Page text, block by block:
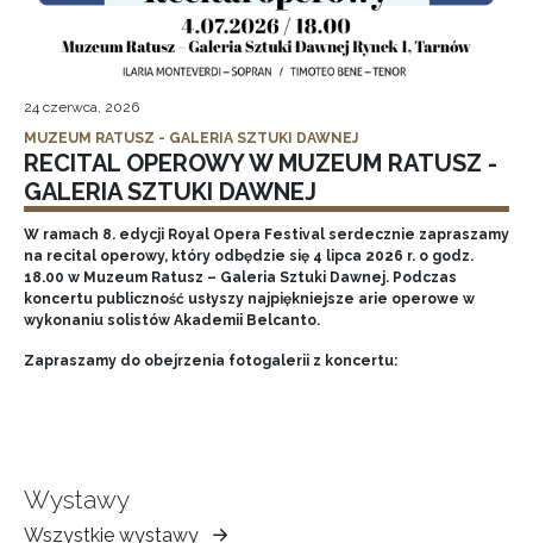
24 czerwca, 2026
MUZEUM RATUSZ - GALERIA SZTUKI DAWNEJ
RECITAL OPEROWY W MUZEUM RATUSZ -
GALERIA SZTUKI DAWNEJ
W ramach 8. edycji Royal Opera Festival serdecznie zapraszamy
na recital operowy, który odbędzie się 4 lipca 2026 r. o godz.
18.00 w Muzeum Ratusz – Galeria Sztuki Dawnej. Podczas
koncertu publiczność usłyszy najpiękniejsze arie operowe w
wykonaniu solistów Akademii Belcanto.
Zapraszamy do obejrzenia fotogalerii z koncertu:
Wystawy
Wszystkie wystawy